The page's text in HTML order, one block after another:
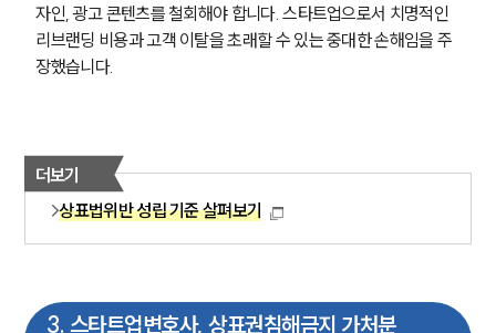
자인, 광고 콘텐츠를 철회해야 합니다. 스타트업으로서 치명적인
리브랜딩 비용과 고객 이탈을 초래할 수 있는 중대한 손해임을 주
장했습니다.
더보기
상표법위반 성립 기준 살펴보기
3. 스타트업변호사, 상표권침해금지 가처분